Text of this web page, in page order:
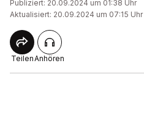
Publiziert: 20.09.2024 um 01:38 Uhr
Aktualisiert: 20.09.2024 um 07:15 Uhr
TeilenAnhören